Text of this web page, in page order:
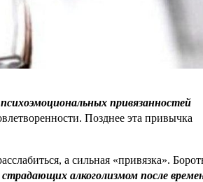
привязанностей
Позднее эта привычка
а сильная «привязка».
алкоголизмом после